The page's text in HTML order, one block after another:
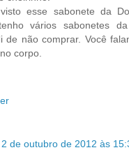
esse sabonete da
vários sabonetes
de não comprar. Você
corpo.
2 de outubro de 2012 às